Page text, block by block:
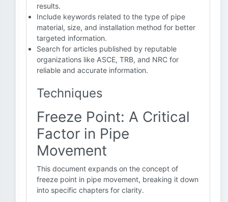
results.
Include keywords related to the type of pipe
material, size, and installation method for better
targeted information.
Search for articles published by reputable
organizations like ASCE, TRB, and NRC for
reliable and accurate information.
Techniques
Freeze Point: A Critical
Factor in Pipe
Movement
This document expands on the concept of
freeze point in pipe movement, breaking it down
into specific chapters for clarity.